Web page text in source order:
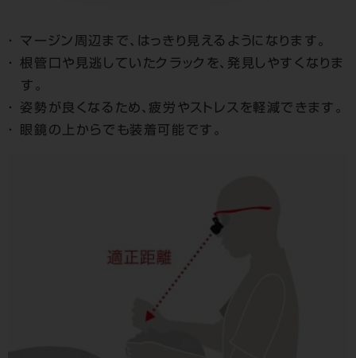
マージン周辺まで、はっきり見えるようになります。
根管口や見逃していたクラックを、発見しやすくなりま
す。
姿勢が良くなるため、疲労やストレスを軽減できます。
眼鏡の上からでも装着可能です。